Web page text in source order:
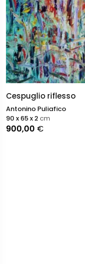
Cespuglio riflesso
Antonino Puliafico
900,00 €
90 x 65 x 2 cm